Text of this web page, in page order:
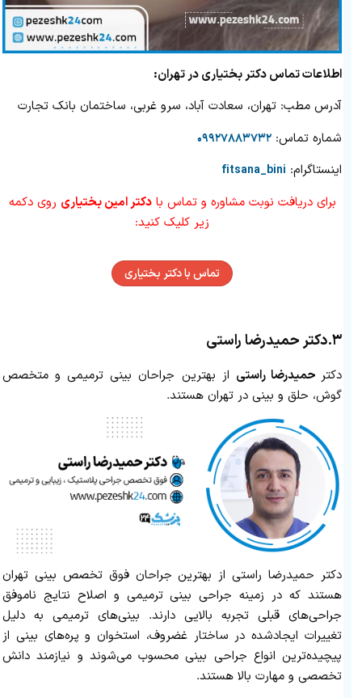
اطلاعات تماس دکتر بختیاری در تهران:
آدرس مطب: تهران، سعادت آباد، سرو غربی، ساختمان بانک تجارت
شماره تماس: ۰۹۹۲۷۸۸۳۷۳۲
اینستاگرام: fitsana_bini
برای دریافت نوبت مشاوره و تماس بادکتر امین بختیاری روی دکمه
زیر کلیک کنید:
تماس با دکتر بختیاری
۳. دکتر حمیدرضا راستی
دکتر حمیدرضا راستی از بهترین جراحان بینی ترمیمی و متخصص
گوش، حلق و بینی در تهران هستند.
دکتر حمیدرضا راستی از بهترین جراحان فوق تخصص بینی تهران
هستند که در زمینه جراحی بینی ترمیمی و اصلاح نتایج ناموفق
جراحی‌های قبلی تجربه بالایی دارند. بینی‌های ترمیمی به دلیل
تغییرات ایجادشده در ساختار غضروف، استخوان و پره‌های بینی از
پیچیده‌ترین انواع جراحی بینی محسوب می‌شوند و نیازمند دانش
تخصصی و مهارت بالا هستند.